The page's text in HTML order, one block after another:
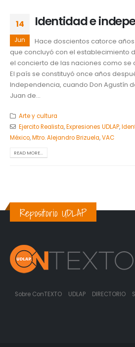
14
Jun
Identidad e
Hace doscientos catorce
que concluyó con el establecimiento
el concierto de las naciones como se
El país se constituyó once años
Independencia, cuando Don Agustín
Juan de...
Arte y cultura
Ejercito Realista,Expresiones UDLAP,
México,Mtro. Alejandro Brizuela,VAC
READ MORE...
Repositorio UDLAP
Sobre ConTEXTO UDLAP DIRECTORIO